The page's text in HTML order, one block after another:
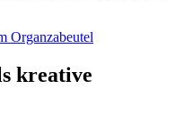
Organzabeutel
kreative